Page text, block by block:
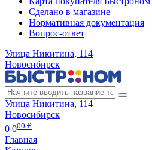
Сделано в магазине
Нормативная документация
Вопрос-ответ
Улица Никитина, 114
Новосибирск
Улица Никитина, 114
Новосибирск
0 000 ₽
Главная